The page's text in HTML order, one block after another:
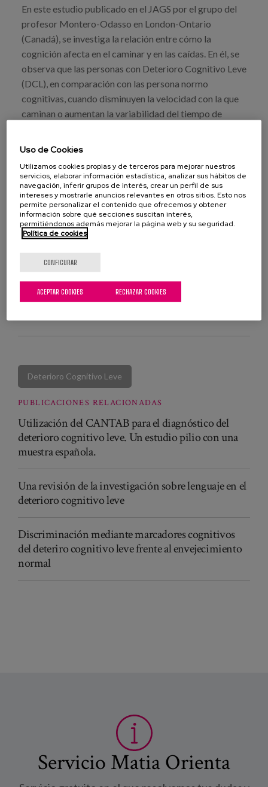
En este estudio publicado en el JAGS por el grupo del
profesor Montero-Odasso en London-Ontario
(Canadá), se investiga la relación entre cómo la
cognición afecta en el caminar y en las caídas. En él, se
observa que las personas con Deterioro Cognitivo Leve
(DCL), en comparación con las persona normo
cognitivas, cuando disminuyen la velocidad con la que
caminan o aumentan la variabilidad del tiempo de
apoyan el que la mejora de ciertas áreas o aspectos
cognitivos podrían reducir la probabilidad de caídas
graves con lesiones en personas mayores con
Deterioro Cognitivo Leve.
VER PUBLICACIÓN
Deterioro Cognitivo Leve
PUBLICACIONES RELACIONADAS
Utilización del CANTAB para el diagnóstico del
deterioro cognitivo leve. Un estudio pilio con una
muestra española.
Una revisión de la investigación sobre lenguaje en el
deterioro cognitivo leve
Discriminación mediante marcadores cognitivos
del deteriro cognitivo leve frente al envejecimiento
normal
Servicio Matia Orienta
Uso de Cookies
Utilizamos cookies propias y de terceros para mejorar nuestros
servicios, elaborar información estadística, analizar sus hábitos de
navegación, inferir grupos de interés, crear un perfil de sus
intereses y mostrarle anuncios relevantes en otros sitios. Esto nos
permite personalizar el contenido que ofrecemos y obtener
información sobre qué secciones suscitan interés,
permitiéndonos además mejorar la página web y su seguridad.
Política de cookies
CONFIGURAR
RECHAZAR COOKIES
ACEPTAR COOKIES